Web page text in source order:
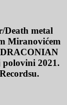
Death metal
Miranovićem
2021.